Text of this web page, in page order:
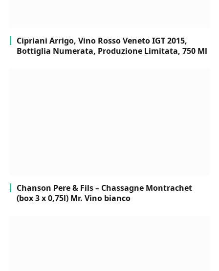
Cipriani Arrigo, Vino Rosso Veneto IGT 2015,
Bottiglia Numerata, Produzione Limitata, 750 Ml
Chanson Pere & Fils – Chassagne Montrachet
(box 3 x 0,75l) Mr. Vino bianco